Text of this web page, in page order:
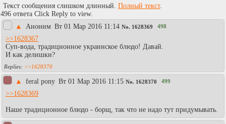
Текст сообщения слишком длинный. Полный текст.
496 ответа Click Reply to view.
▲
Аноним Вт 01 Мар 2016 11:14 No. 1628369 498
>>1628367
Суп-вода, традиционное украинское блюдо! Давай.
И как делишки?
>>1628370
▲ feral pony Вт 01 Мар 2016 11:15 No. 1628370 499
>>1628369
Наше традиционное блюдо - борщ, так что не надо тут придумывать.